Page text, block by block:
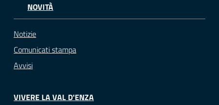
NOVITÀ
Notizie
Comunicati stampa
Avvisi
VIVERE LA VAL D'ENZA